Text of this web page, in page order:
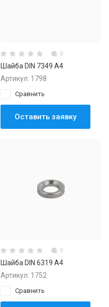
0
Шайба DIN 7349 А4
Артикул: 1798
Сравнить
Оставить заявку
0
Шайба DIN 6319 А4
Артикул: 1752
Сравнить